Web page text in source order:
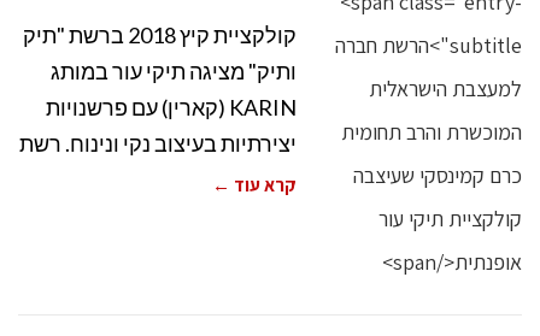
קולקציית קיץ 2018 ברשת "תיק
ותיק" מציגה תיקי עור במותג
KARIN (קארין) עם פרשנויות
יצירתיות בעיצוב נקי ונינוח. רשת
קרא עוד ←